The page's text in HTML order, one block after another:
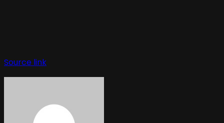
de
entradas
Source link